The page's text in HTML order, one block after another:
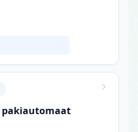
pakiautomaat